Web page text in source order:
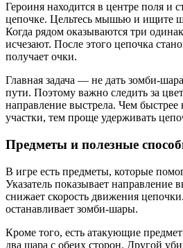
Героиня находится в центре поля и
цепочке. Цельтесь мышью и ищите
Когда рядом оказываются три
исчезают. После этого цепочка
получает очки.
Главная задача — не дать зомби-
пути. Поэтому важно следить за
направление выстрела. Чем
участки, тем проще удерживать
Предметы и полезные
В игре есть предметы, которые
Указатель показывает направление
снижает скорость движения
останавливает зомби-шары.
Кроме того, есть атакующие
два шара с обеих сторон. Другой